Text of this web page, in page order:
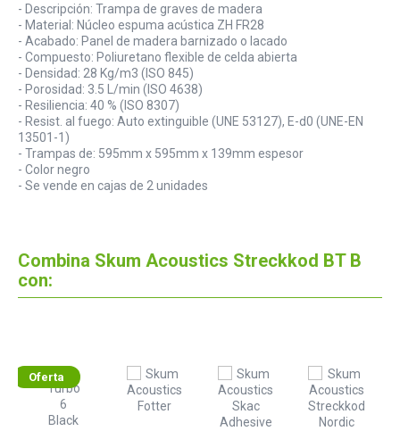
- Descripción: Trampa de graves de madera
- Material: Núcleo espuma acústica ZH FR28
- Acabado: Panel de madera barnizado o lacado
- Compuesto: Poliuretano flexible de celda abierta
- Densidad: 28 Kg/m3 (ISO 845)
- Porosidad: 3.5 L/min (ISO 4638)
- Resiliencia: 40 % (ISO 8307)
- Resist. al fuego: Auto extinguible (UNE 53127), E-d0 (UNE-EN
13501-1)
- Trampas de: 595mm x 595mm x 139mm espesor
- Color negro
- Se vende en cajas de 2 unidades
Combina Skum Acoustics Streckkod BT B
con:
Oferta